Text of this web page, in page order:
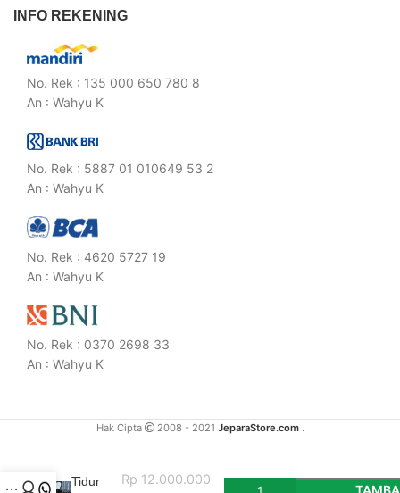
INFO REKENING
No. Rek : 135 000 650 780 8
An : Wahyu K
No. Rek : 5887 01 010649 53 2
An : Wahyu K
No. Rek : 4620 5727 19
An : Wahyu K
No. Rek : 0370 2698 33
An : Wahyu K
Hak Cipta 2008 - 2021 JeparaStore.com.
Tidur
Rp12.000.000